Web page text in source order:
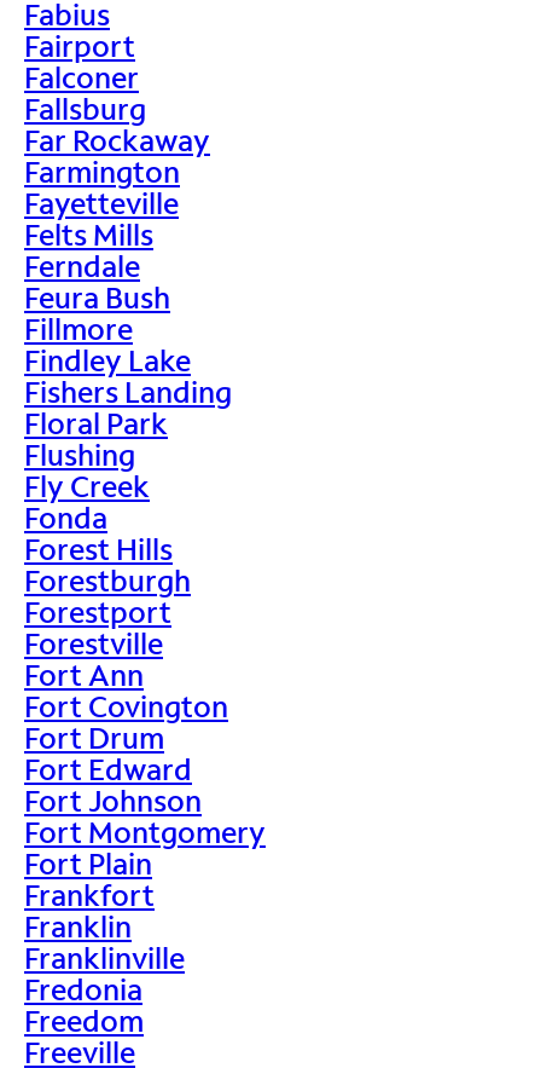
Fabius
Fairport
Falconer
Fallsburg
Far Rockaway
Farmington
Fayetteville
Felts Mills
Ferndale
Feura Bush
Fillmore
Findley Lake
Fishers Landing
Floral Park
Flushing
Fly Creek
Fonda
Forest Hills
Forestburgh
Forestport
Forestville
Fort Ann
Fort Covington
Fort Drum
Fort Edward
Fort Johnson
Fort Montgomery
Fort Plain
Frankfort
Franklin
Franklinville
Fredonia
Freedom
Freeville